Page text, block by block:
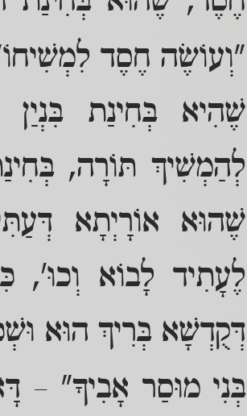
"וְעוֹשֶׂה חֶסֶד
שֶׁהִיא בְּחִינַת בִּנְיַן
לְהַמְשִׁיךְ תּוֹרָה,
שֶׁהוּא אוֹרָיְתָא
לֶעָתִיד לָבוֹא וְכוּ',
דְּקֻדְשָׁא בְּרִיךְ הוּא
בְּנִי מוּסַר אָבִיךָ" –